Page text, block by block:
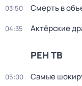
03:50 Смерть в
04:35 Актёрские
РЕН ТВ
05:00 Самые